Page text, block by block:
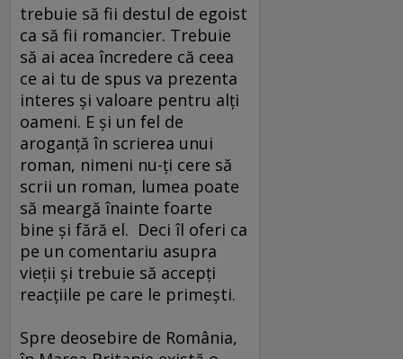
trebuie să fii destul de egoist
ca să fii romancier. Trebuie
să ai acea încredere că ceea
ce ai tu de spus va prezenta
interes şi valoare pentru alţi
oameni. E şi un fel de
aroganţă în scrierea unui
roman, nimeni nu-ţi cere să
scrii un roman, lumea poate
să meargă înainte foarte
bine şi fără el. Deci îl oferi ca
pe un comentariu asupra
vieţii şi trebuie să accepţi
reacţiile pe care le primeşti.
Spre deosebire de România,